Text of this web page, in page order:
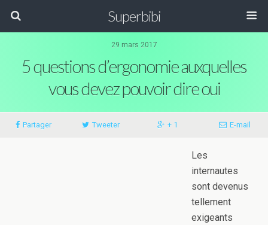
Superbibi
29 mars 2017
5 questions d’ergonomie auxquelles
vous devez pouvoir dire oui
Partager Tweeter + 1 E-mail
Les
internautes
sont devenus
tellement
exigeants